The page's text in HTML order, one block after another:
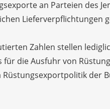
an Parteien des
Lieferverpflichtungen
Zahlen stellen
die Ausfuhr von
der